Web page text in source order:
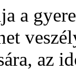
a
az